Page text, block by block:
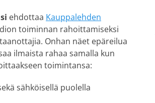
ehdottaa Kauppalehden
toiminnan rahoittamiseksi
Onhan näet epäreilua
ilmaista rahaa samalla kun
toimintansa:
sähköisellä puolella